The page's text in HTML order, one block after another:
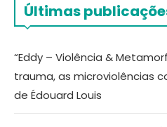
Últimas
“Eddy – Violência &
trauma, as microviolências
de Édouard Louis